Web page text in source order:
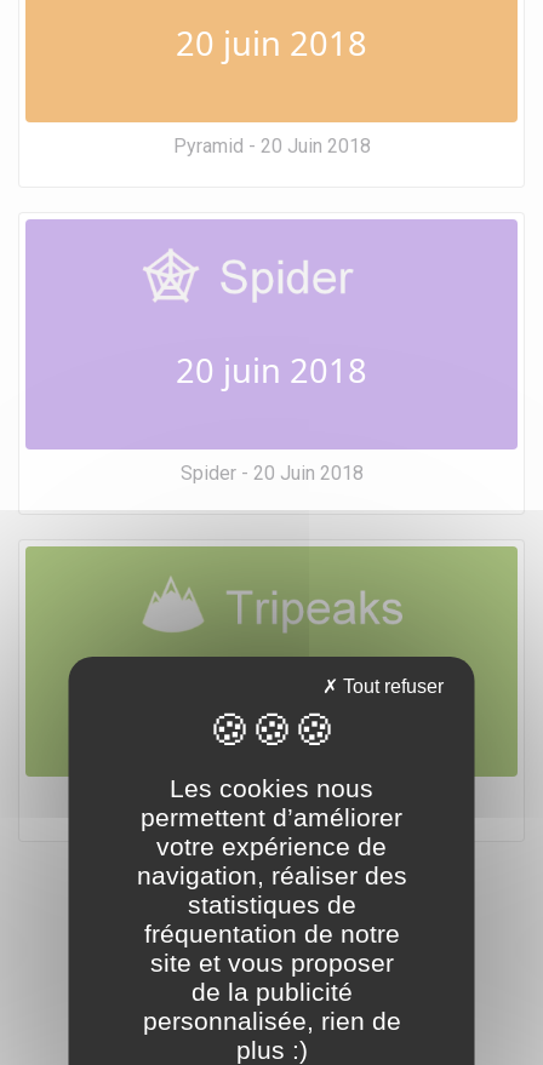
20 juin 2018
Pyramid - 20 Juin 2018
20 juin 2018
Spider - 20 Juin 2018
20 juin 2018
Tripeaks - 20 Juin 2018
Les cookies nous
permettent d’améliorer
votre expérience de
navigation, réaliser des
statistiques de
fréquentation de notre
site et vous proposer
de la publicité
personnalisée, rien de
plus :)
Tout refuser